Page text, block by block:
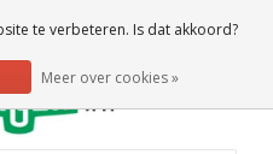
0 Artikelen
te verbeteren. Is dat akkoord?
Meer over cookies »